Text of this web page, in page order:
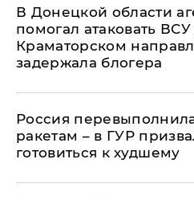
В Донецкой области
помогал атаковать ВСУ
Краматорском
задержала блогера
Россия
ракетам – в ГУР
готовиться к худшему